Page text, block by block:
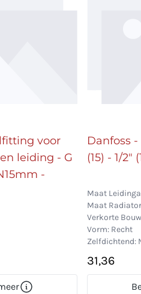
voor
leiding - G
-
Danfoss -
(15) - 1/2"
Maat
Maat
Verkorte
Vorm: Recht
Zelfdichtend:
31,36